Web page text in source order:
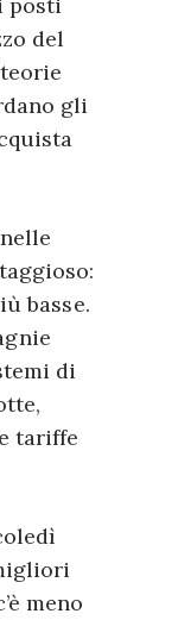
punti
caso,
luce
se
alla
sera
del
gli
basse.
di
tariffe
meno